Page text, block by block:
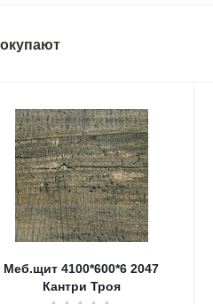
Меб.щит 4100*600*6 2047
Кантри Троя